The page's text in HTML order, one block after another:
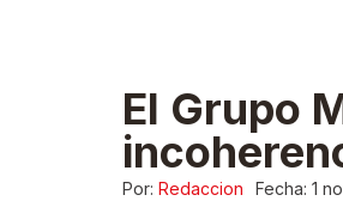
El Grupo
Por: Redaccion Fecha: 1